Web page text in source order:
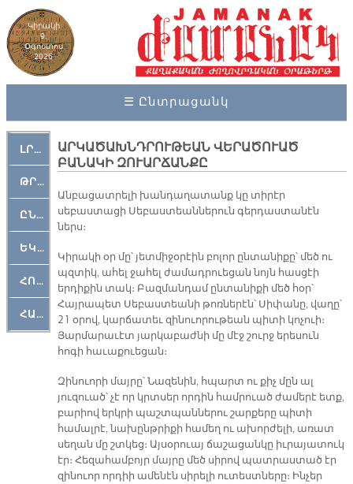
Կիրակի
9,
Օգոստոս
2026
☰ Ընտրացանկ
ԼՐԱՀՈՍ
ԹՐՔԱՀԱՅ ԿԵԱՆՔ
ԸՆԿԵՐԱՄՇԱԿՈՒԹԱՅԻՆ
ԵԿԵՂԵՑԱԿԱՆ
ՀՈԳԵՄՏԱՒՈՐ
ՀԱՐԹԱԿ
ԱՐԿԱԾԱԽՆԴՐՈՒԹԵԱՆ ՎԵՐԱԾՈՒԱԾ
ԲԱՆԱԿԻ ԶՈՒԱՐՃԱՆՔԸ
Անբացատրելի խանդաղատանք կը տիրէր
սեբաստացի Սեբաստեաններուն գերդաստանէն
ներս։
Կիրակի օր մը՝ յետմիջօրէին բոլոր ընտանիքը՝ մեծ ու
պզտիկ, ահել ջահել ժամադրուեցան նոյն հասցէի
երդիքին տակ։ Բազմանդամ ընտանիքի մեծ հօր՝
Հայրապետ Սեբաստեանի թոռներէն՝ Սիփանը, վաղը՝
21 օրով, կարճատեւ զինուորութեան պիտի կոչուի։
Յարմարաւէտ յարկաբաժնի մը մէջ շուրջ երեսուն
հոգի հաւաքուեցան։
Զինուորի մայրը՝ Նազենին, հպարտ ու քիչ մըն ալ
յուզուած՝ չէ որ կրտսեր որդին համրուած ժամերէ ետք,
բարիով երկրի պաշտպաններու շարքերը պիտի
համալրէ, նախընթրիքի համեղ ու ախորժելի, առատ
սեղան մը շտկեց։ Այսօրուայ ճաշացանկը իւրայատուկ
էր։ Հեզահամբոյր մայրը մեծ սիրով պատրաստած էր
զինուոր որդիի ամենէն սիրելի ուտեստները։ Ինչեր